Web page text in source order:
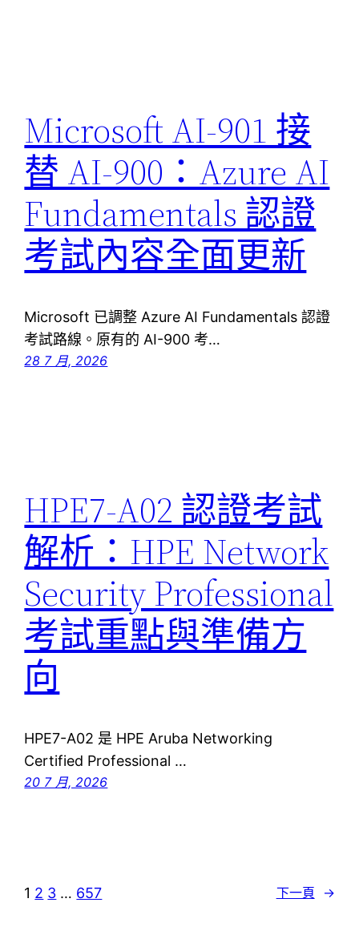
Microsoft AI-901 接
替 AI-900：Azure AI
Fundamentals 認證
考試內容全面更新
Microsoft 已調整 Azure AI Fundamentals 認證
考試路線。原有的 AI-900 考…
28 7 月, 2026
HPE7-A02 認證考試
解析：HPE Network
Security Professional
考試重點與準備方
向
HPE7-A02 是 HPE Aruba Networking
Certified Professional …
20 7 月, 2026
1 2 3 … 657 下一頁 →